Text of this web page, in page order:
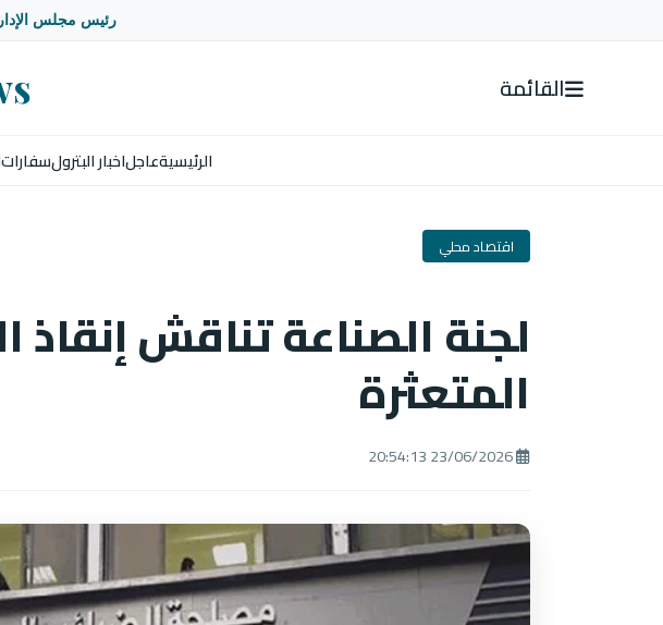
رئيس مجلس
القائمة
الرئيسيةعاجلاخبار البترولسفارات
اقتصاد محلي
لجنة الصناعة تناقش إنقاذ
المتعثرة